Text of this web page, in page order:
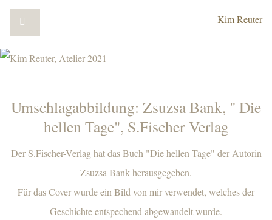
Kim Reuter
Umschlagabbildung: Zsuzsa Bank, " Die
hellen Tage", S.Fischer Verlag
Der S.Fischer-Verlag hat das Buch "Die hellen Tage" der Autorin
Zsuzsa Bank herausgegeben.
Für das Cover wurde ein Bild von mir verwendet, welches der
Geschichte entspechend abgewandelt wurde.